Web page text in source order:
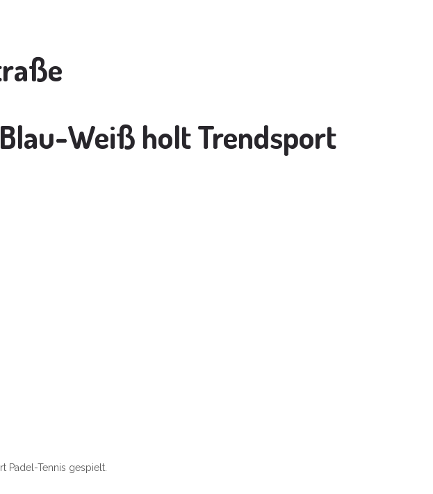
Weiß holt Trendsport
Padel-Tennis gespielt.